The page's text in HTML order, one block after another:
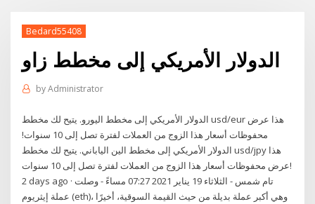
Bedard55408
الدولار الأمريكي إلى مخطط زاو
byAdministrator
الدولار الأمريكي إلى مخطط اليورو. يتيح لك مخطط usd/eur هذا عرض
محفوظات أسعار هذا الزوج من العملات لفترة تصل إلى 10 سنوات!
الدولار الأمريكي إلى مخطط الين الياباني. يتيح لك مخطط usd/jpy هذا
عرض محفوظات أسعار هذا الزوج من العملات لفترة تصل إلى 10 سنوات!
2 days ago · تام شمس - الثلاثاء 19 يناير 2021 07:27 مساءً - وصلت
عملة إيثريوم (eth)، وهي أكبر عملة بديلة من حيث القيمة السوقية، أخيرًا